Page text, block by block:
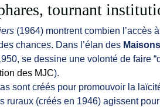
tournant
(1964) montrent combien l’accès
chances. Dans l’élan des
se dessine une volonté de faire
des MJC).
sont créés pour promouvoir la
ruraux (créés en 1946) agissent